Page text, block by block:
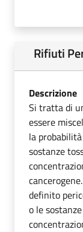
Rifiuti
Descrizione
Si tratta di
essere
la
sostanze
definito
o le